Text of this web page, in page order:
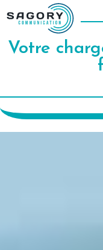
Votre